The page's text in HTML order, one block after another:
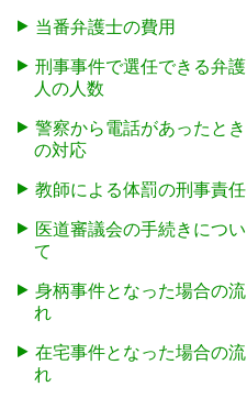
当番弁護士の費用
刑事事件で選任できる弁護
人の人数
警察から電話があったとき
の対応
教師による体罰の刑事責任
医道審議会の手続きについ
て
身柄事件となった場合の流
れ
在宅事件となった場合の流
れ